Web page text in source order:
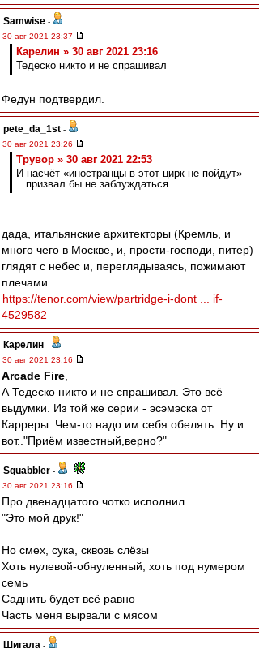
Samwise -
30 авг 2021 23:37
Карелин » 30 авг 2021 23:16
Тедеско никто и не спрашивал
Федун подтвердил.
pete_da_1st -
30 авг 2021 23:26
Трувор » 30 авг 2021 22:53
И насчёт «иностранцы в этот цирк не пойдут»
.. призвал бы не заблуждаться.
дада, итальянские архитекторы (Кремль, и
много чего в Москве, и, прости-господи, питер)
глядят с небес и, переглядываясь, пожимают
плечами
https://tenor.com/view/partridge-i-dont ... if-
4529582
Карелин -
30 авг 2021 23:16
Arcade Fire
А Тедеско никто и не спрашивал. Это всё
выдумки. Из той же серии - эсэмэска от
Карреры. Чем-то надо им себя обелять. Ну и
вот.."Приём известный,верно?"
Squabbler -
30 авг 2021 23:16
Про двенадцатого чотко исполнил
"Это мой друк!"
Но смех, сука, сквозь слёзы
Хоть нулевой-обнуленный, хоть под нумером
семь
Саднить будет всё равно
Часть меня вырвали с мясом
Шигала -